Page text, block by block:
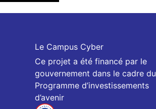
Le Campus Cyber
Ce projet a été financé par le
gouvernement dans le cadre du
Programme d’investissements
d’avenir